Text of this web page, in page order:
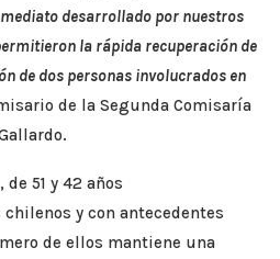
desarrollado por nuestros
la rápida recuperación de
de dos personas involucrados en
de la Segunda Comisaría
de 51 y 42 años
y con antecedentes
de ellos mantiene una